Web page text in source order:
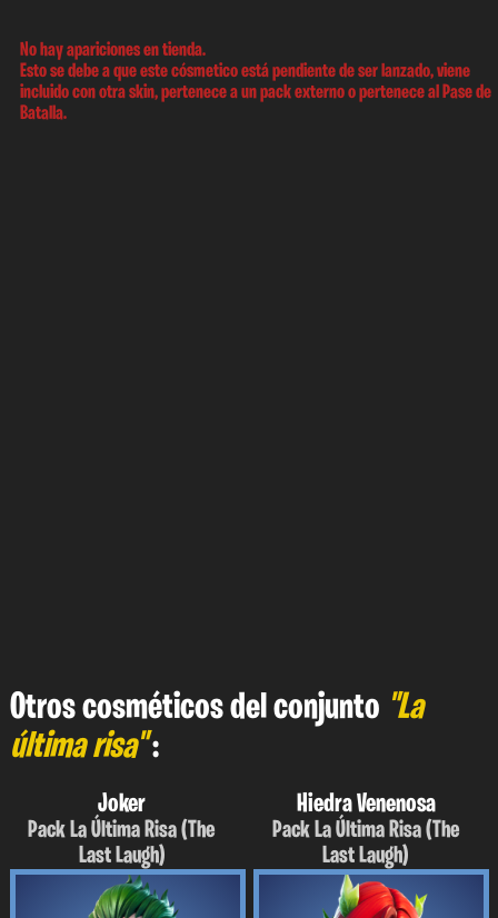
No hay apariciones en tienda.
Esto se debe a que este cósmetico está pendiente de ser lanzado, viene
incluido con otra skin, pertenece a un pack externo o pertenece al Pase de
Batalla.
Otros cosméticos del conjunto "La
última risa":
Joker
Pack La Última Risa (The
Last Laugh)
Hiedra Venenosa
Pack La Última Risa (The
Last Laugh)